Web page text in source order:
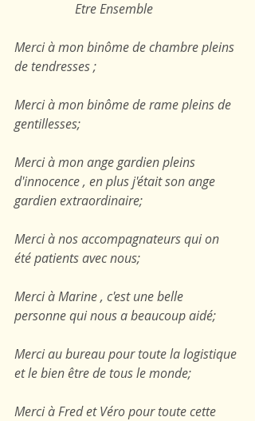
                   Etre Ensemble
Merci à mon binôme de chambre pleins
de tendresses ;
Merci à mon binôme de rame pleins de
gentillesses;
Merci à mon ange gardien pleins
d'innocence , en plus j'était son ange
gardien extraordinaire;
Merci à nos accompagnateurs qui on
été patients avec nous;
Merci à Marine , c'est une belle
personne qui nous a beaucoup aidé;
Merci au bureau pour toute la logistique
et le bien être de tous le monde;
Merci à Fred et Véro pour toute cette